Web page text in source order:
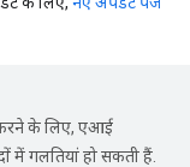
के लिए, एआई
में गलतियां हो सकती हैं.